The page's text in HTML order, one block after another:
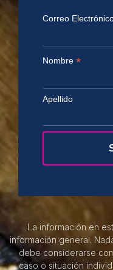
Correo
Nombre *
Apellido
La información en
información general.
debe considerarse
caso o situación